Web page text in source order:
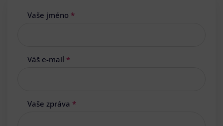
Vaše jméno *
Váš e-mail *
Vaše zpráva *